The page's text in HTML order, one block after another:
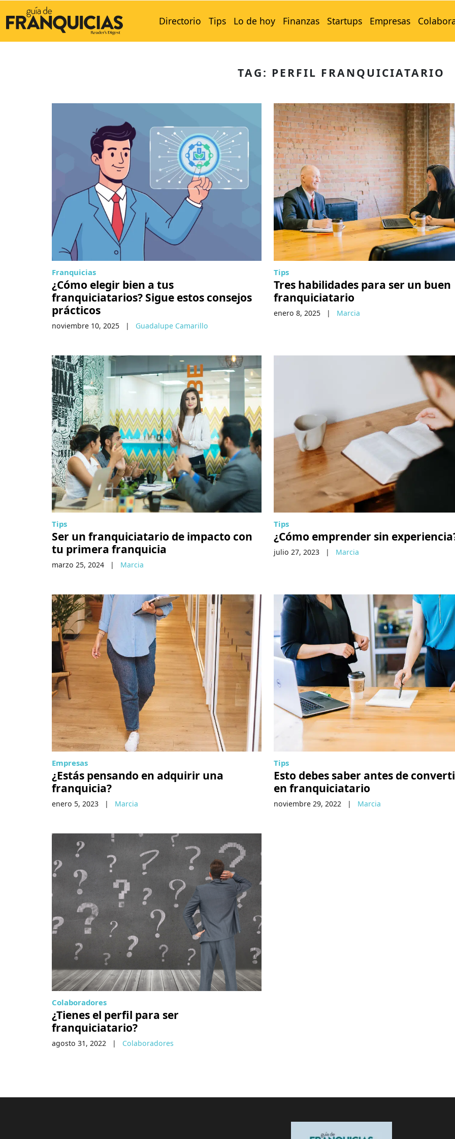
Directorio Tips Lo de hoy Finanzas Startups Empresas
TAG: PERFIL FRANQUICIATARIO
Franquicias
¿Cómo elegir bien a tus
franquiciatarios? Sigue estos consejos
prácticos
noviembre 10, 2025 | Guadalupe Camarillo
Tips
Tres habilidades para ser un buen
franquiciatario
enero 8, 2025 | Marcia
Tips
Ser un franquiciatario de impacto con
tu primera franquicia
marzo 25, 2024 | Marcia
Tips
¿Cómo emprender sin
julio 27, 2023 | Marcia
Empresas
¿Estás pensando en adquirir una
franquicia?
enero 5, 2023 | Marcia
Tips
Esto debes saber antes de
en franquiciatario
noviembre 29, 2022 | Marcia
Colaboradores
¿Tienes el perfil para ser
franquiciatario?
agosto 31, 2022 | Colaboradores